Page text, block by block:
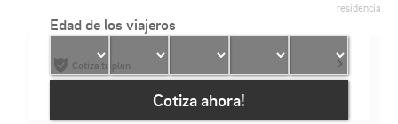
residencia
Cotiza tu plan
Edad de los viajeros
Cotiza ahora!